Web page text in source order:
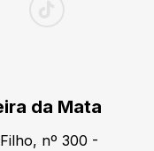
da Mata
nº 300 -